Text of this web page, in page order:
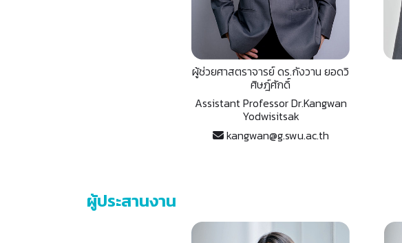
ผู้ช่วยศาสตราจารย์ ดร.กังวาน ยอดวิ
ศิษฎ์ศักดิ์
Assistant Professor Dr.Kangwan
Yodwisitsak
kangwan@g.swu.ac.th
ผู้ประสานงาน